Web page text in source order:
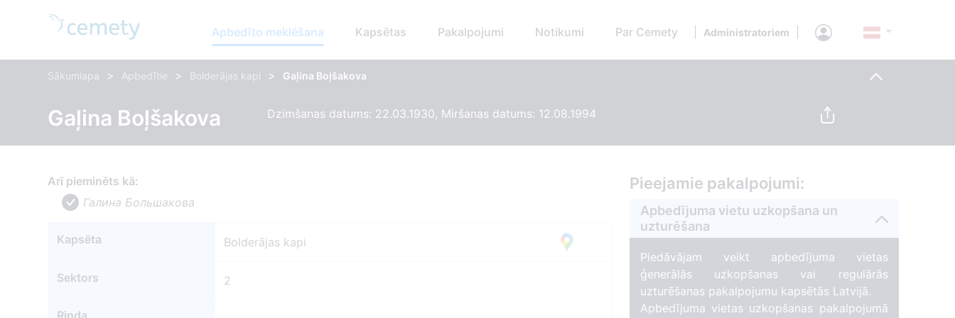
Apbedīto meklēšana Kapsētas Pakalpojumi Notikumi Par Cemety Administratoriem
Sākumlapa > Apbedītie > Bolderājas kapi > Gaļina Boļšakova
Gaļina Boļšakova Dzimšanas datums: 22.03.1930, Miršanas datums: 12.08.1994
Arī pieminēts kā:
Галина Большакова
Kapsēta Bolderājas kapi
Sektors 2
Pieejamie pakalpojumi:
Apbedījuma vietu uzkopšana un
uzturēšana
Piedāvājam veikt apbedījuma vietas
ģenerālās uzkopšanas vai regulārās
uzturēšanas pakalpojumu kapsētās Latvijā.
Apbedījuma vietas uzkopšanas pakalpojumā